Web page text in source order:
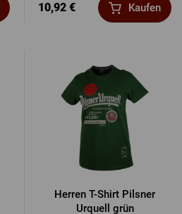
10,92 € Kaufen
Herren T-Shirt Pilsner
Urquell grün